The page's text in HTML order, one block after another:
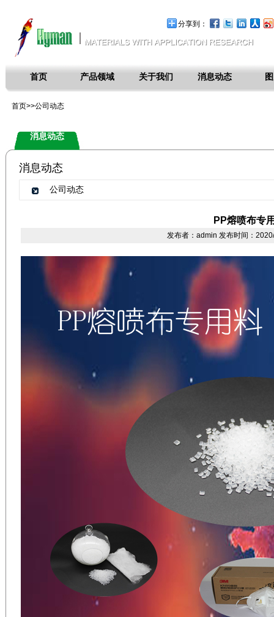
分享到：
首页 产品领域 关于我们 消息动态
首页>>公司动态
消息动态
消息动态
公司动态
PP熔喷布专
发布者：admin 发布时间：